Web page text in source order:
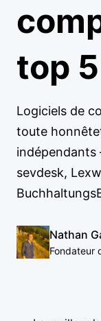
top
Logiciels de
toute
sevdesk,
Nathan
Fondateur